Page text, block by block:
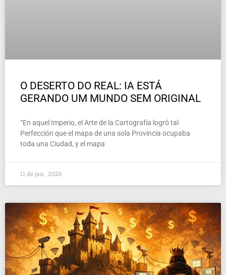
O DESERTO DO REAL: IA ESTÁ
GERANDO UM MUNDO SEM ORIGINAL
“En aquel Imperio, el Arte de la Cartografía logró tal
Perfección que el mapa de una sola Provincia ocupaba
toda una Ciudad, y el mapa
11 de jan , 2026